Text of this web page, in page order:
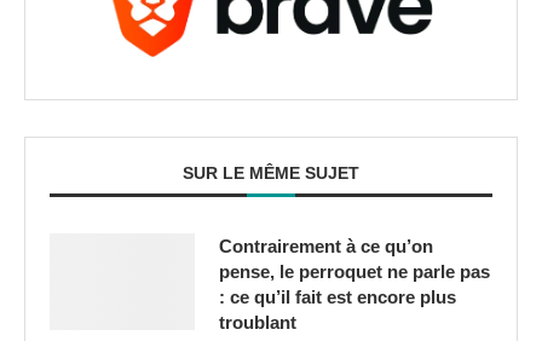
SUR LE MÊME SUJET
Contrairement à ce qu’on
pense, le perroquet ne parle pas
: ce qu’il fait est encore plus
troublant